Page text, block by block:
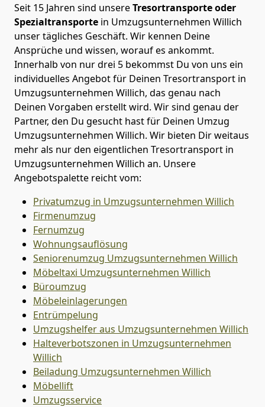
Seit 15 Jahren sind unsereTresortransporte oder
Spezialtransporte in Umzugsunternehmen Willich
unser tägliches Geschäft. Wir kennen Deine
Ansprüche und wissen, worauf es ankommt.
Innerhalb von nur drei 5 bekommst Du von uns ein
individuelles Angebot für Deinen Tresortransport in
Umzugsunternehmen Willich, das genau nach
Deinen Vorgaben erstellt wird. Wir sind genau der
Partner, den Du gesucht hast für Deinen Umzug
Umzugsunternehmen Willich. Wir bieten Dir weitaus
mehr als nur den eigentlichen Tresortransport in
Umzugsunternehmen Willich an. Unsere
Angebotspalette reicht vom:
Privatumzug in Umzugsunternehmen Willich
Firmenumzug
Fernumzug
Wohnungsauflösung
Seniorenumzug Umzugsunternehmen Willich
Möbeltaxi Umzugsunternehmen Willich
Büroumzug
Möbeleinlagerungen
Entrümpelung
Umzugshelfer aus Umzugsunternehmen Willich
Halteverbotszonen in Umzugsunternehmen
Willich
Beiladung Umzugsunternehmen Willich
Möbellift
Umzugsservice